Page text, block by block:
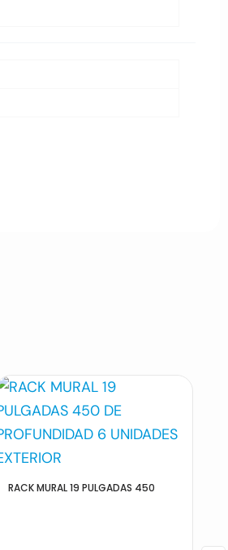
RACK MURAL 19 PULGADAS 450